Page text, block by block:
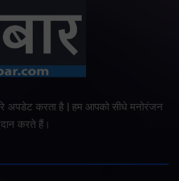
अपडेट करता है | हम आपको सीधे मनोरंजन
करते हैं।